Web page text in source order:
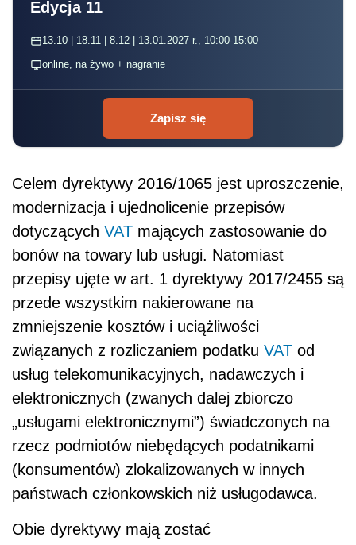
Edycja 11
13.10 | 18.11 | 8.12 | 13.01.2027 r., 10:00-15:00
online, na żywo + nagranie
Zapisz się
Celem dyrektywy 2016/1065 jest uproszczenie,
modernizacja i ujednolicenie przepisów
dotyczących VAT mających zastosowanie do
bonów na towary lub usługi. Natomiast
przepisy ujęte w art. 1 dyrektywy 2017/2455 są
przede wszystkim nakierowane na
zmniejszenie kosztów i uciążliwości
związanych z rozliczaniem podatku VAT od
usług telekomunikacyjnych, nadawczych i
elektronicznych (zwanych dalej zbiorczo
„usługami elektronicznymi”) świadczonych na
rzecz podmiotów niebędących podatnikami
(konsumentów) zlokalizowanych w innych
państwach członkowskich niż usługodawca.
Obie dyrektywy mają zostać